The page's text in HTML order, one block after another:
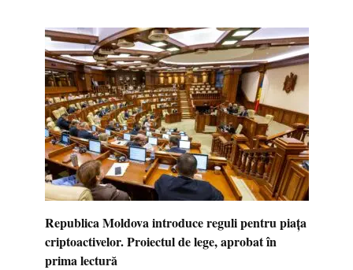
Republica Moldova introduce reguli pentru piața
criptoactivelor. Proiectul de lege, aprobat în
prima lectură